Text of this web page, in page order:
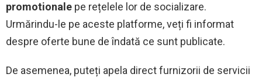
promotionale pe rețelele lor de socializare.
Urmărindu-le pe aceste platforme, veți fi informat
despre oferte bune de îndată ce sunt publicate.
De asemenea, puteți apela direct furnizorii de servicii